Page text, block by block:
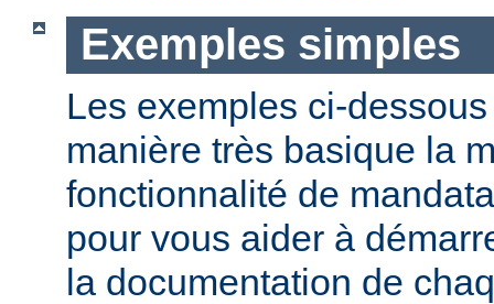
Exemples simples
Les exemples ci-
manière très basique la
fonctionnalité de
pour vous aider à
la documentation de